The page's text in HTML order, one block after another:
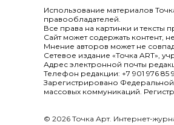
Использование материалов
правообладателей.
Все права на картинки и тексты
Сайт может содержать контент,
Мнение авторов может не
Сетевое издание «Точка ART»,
Адрес электронной почты
Телефон редакции: +7 901 976 85
Зарегистрировано
массовых коммуникаций.
© 2026 Точка Арт. Интернет-